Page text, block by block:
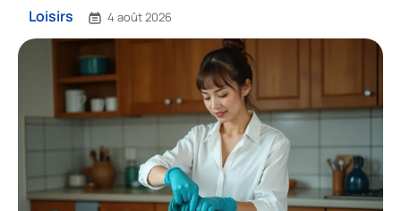
Loisirs 4 août 2026